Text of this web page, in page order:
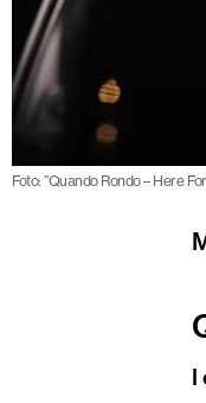
Foto: ”Quando Rondo – Here
I